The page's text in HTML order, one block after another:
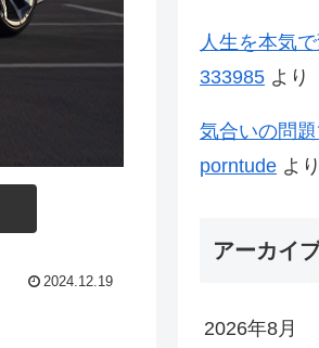
2024.12.19
人生を本気
333985 より
気合いの問
porntude より
アーカイ
2026年8月